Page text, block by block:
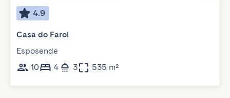
4.9
Casa do Farol
Esposende
10
4 3 535 m²